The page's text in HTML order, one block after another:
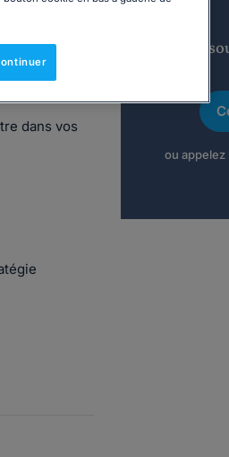
structure de
des
dans vos
Vous
ou appelez